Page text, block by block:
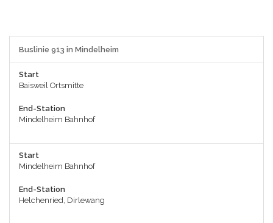
Buslinie 913 in Mindelheim
Start
Baisweil Ortsmitte
End-Station
Mindelheim Bahnhof
Start
Mindelheim Bahnhof
End-Station
Helchenried, Dirlewang